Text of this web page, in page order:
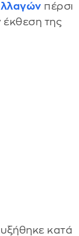
πέρσι
έκθεση της
κατά